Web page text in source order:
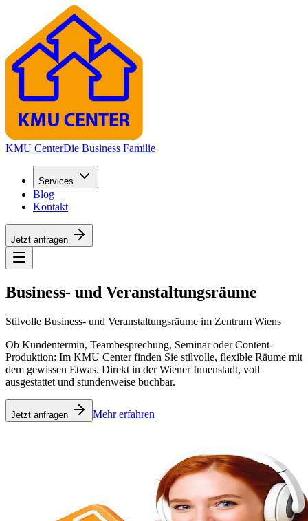
KMU CenterDie Business Familie
Services
Blog
Kontakt
Jetzt anfragen
Business‑ und Veranstaltungsräume
Stilvolle Business‑ und Veranstaltungsräume im Zentrum Wiens
Ob Kundentermin, Teambesprechung, Seminar oder Content-
Produktion: Im KMU Center finden Sie stilvolle, flexible Räume mit
dem gewissen Etwas. Direkt in der Wiener Innenstadt, voll
ausgestattet und stundenweise buchbar.
Jetzt anfragen Mehr erfahren